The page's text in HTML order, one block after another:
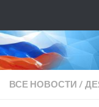
ВСЕ НОВОСТИ/